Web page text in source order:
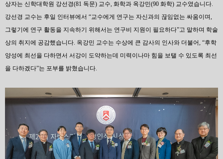
상자는 신학대학원 강선경(81 독문) 교수, 화학과 옥강민(90 화학) 교수였습니다.
강선경 교수는 후일 인터뷰에서 “교수에게 연구는 자신과의 끊임없는 싸움이며,
그렇기에 연구 활동을 지속하기 위해서는 연구비 지원이 필요하다”고 말하며 학술
상의 취지에 공감했습니다. 옥강민 교수는 수상에 큰 감사의 인사와 더불어, “후학
양성에 최선을 다하면서 서강이 도약하는데 미력이나마 힘을 보탤 수 있도록 최선
을 다하겠다”는 포부를 밝혔습니다.